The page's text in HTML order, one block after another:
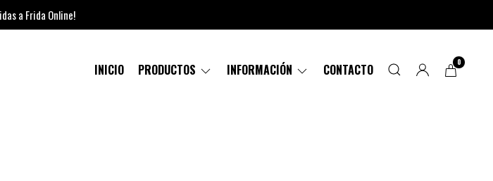
a Frida Online!
INICIO PRODUCTOS INFORMACIÓN CONTACTO 0